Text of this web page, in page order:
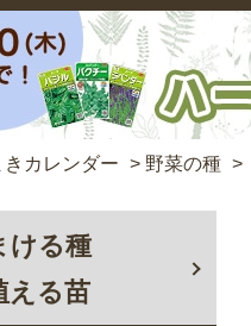
きカレンダー > 野菜の種 >
ける種
える苗